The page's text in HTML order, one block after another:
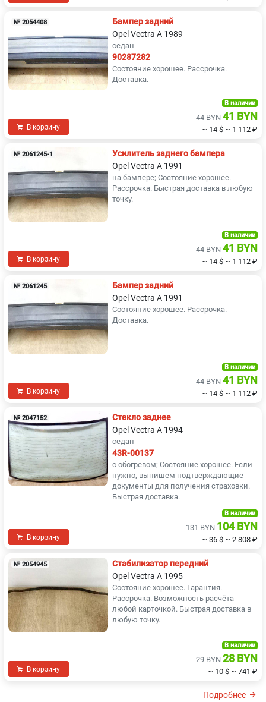
№ 2054408
Бампер задний
Opel Vectra A 1989
седан
90287282
Состояние хорошее. Рассрочка.
Доставка.
В корзину
В наличии
44 BYN 41 BYN
~ 14 $ ~ 1 112 ₽
№ 2061245-1
Усилитель заднего бампера
Opel Vectra A 1991
на бампере; Состояние хорошее.
Рассрочка. Быстрая доставка в любую
точку.
В корзину
В наличии
44 BYN 41 BYN
~ 14 $ ~ 1 112 ₽
№ 2061245
Бампер задний
Opel Vectra A 1991
Состояние хорошее. Рассрочка.
Доставка.
В корзину
В наличии
44 BYN 41 BYN
~ 14 $ ~ 1 112 ₽
№ 2047152
Стекло заднее
Opel Vectra A 1994
седан
43R-00137
с обогревом; Состояние хорошее. Если
нужно, выпишем подтверждающие
документы для получения страховки.
Быстрая доставка.
В корзину
В наличии
131 BYN 104 BYN
~ 36 $ ~ 2 808 ₽
№ 2054945
Стабилизатор передний
Opel Vectra A 1995
Состояние хорошее. Гарантия.
Рассрочка. Возможность расчёта
любой карточкой. Быстрая доставка в
любую точку.
В корзину
В наличии
29 BYN 28 BYN
~ 10 $ ~ 741 ₽
Подробнее